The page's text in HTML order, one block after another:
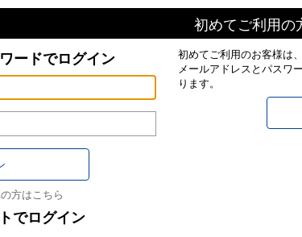
ードでログイン
方はこちら
でログイン
初めてご利用の
初めてご利用のお客様は
メールアドレスとパスワ
ります。